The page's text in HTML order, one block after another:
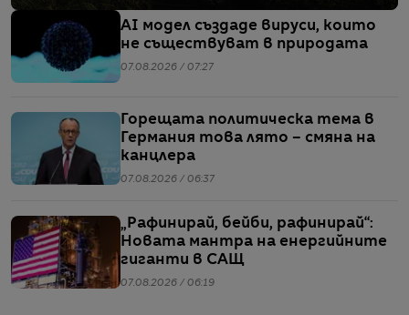
AI модел създаде вируси, които
не съществуват в природата
07.08.2026 / 07:27
Горещата политическа тема в
Германия това лято – смяна на
канцлера
07.08.2026 / 06:37
„Рафинирай, бейби, рафинирай“:
Новата мантра на енергийните
гиганти в САЩ
07.08.2026 / 06:19